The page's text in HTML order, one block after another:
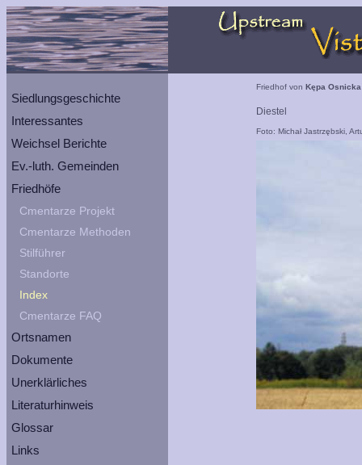
Siedlungsgeschichte
Interessantes
Weichsel Berichte
Ev.-luth. Gemeinden
Friedhöfe
Cmentarze Projekt
Cmentarze Methoden
Stilführer
Standorte
Index
Cmentarze FAQ
Ortsnamen
Dokumente
Unerklärliches
Literaturhinweis
Glossar
Links
Friedhof von Kępa Osnicka
Diestel
Foto: Michał Jastrzębski,